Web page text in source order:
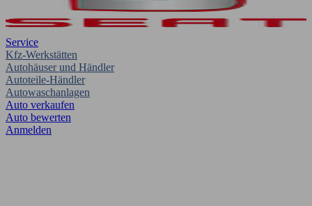
Service
Kfz-Werkstätten
Autohäuser und Händler
Autoteile-Händler
Autowaschanlagen
Auto verkaufen
Auto bewerten
Anmelden